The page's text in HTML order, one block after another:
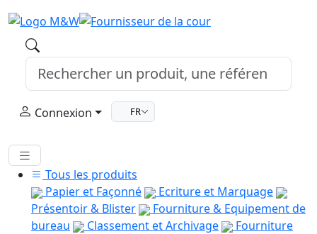
Connexion FR
Tous les produits
Papier et Façonné
Ecriture et Marquage
Présentoir & Blister
Fourniture & Equipement de
bureau
Classement et Archivage
Fourniture